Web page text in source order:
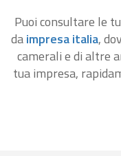
Puoi consultare le
daimpresa italia,
camerali e di altre
tua impresa,